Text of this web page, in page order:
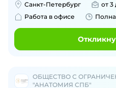
Санкт-Петербург
от 3
Работа в офисе
ОБЩЕСТВО С
"АНАТОМИЯ СПБ"